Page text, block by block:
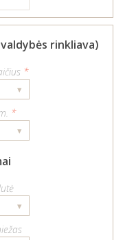
rinkliava)
*
▾
*
▾
▾